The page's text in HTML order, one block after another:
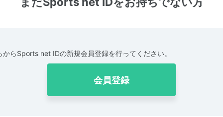
からSports net IDの新規会員登録を行ってください。
会員登録